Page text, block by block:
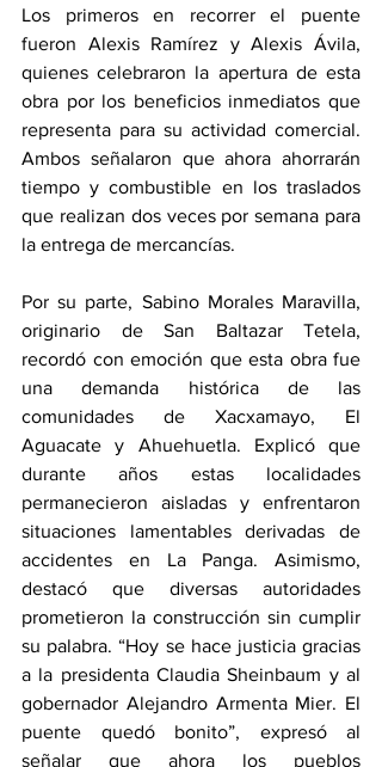
Los primeros en recorrer el puente
fueron Alexis Ramírez y Alexis Ávila,
quienes celebraron la apertura de esta
obra por los beneficios inmediatos que
representa para su actividad comercial.
Ambos señalaron que ahora ahorrarán
tiempo y combustible en los traslados
que realizan dos veces por semana para
la entrega de mercancías.
Por su parte, Sabino Morales Maravilla,
originario de San Baltazar Tetela,
recordó con emoción que esta obra fue
una demanda histórica de las
comunidades de Xacxamayo, El
Aguacate y Ahuehuetla. Explicó que
durante años estas localidades
permanecieron aisladas y enfrentaron
situaciones lamentables derivadas de
accidentes en La Panga. Asimismo,
destacó que diversas autoridades
prometieron la construcción sin cumplir
su palabra. “Hoy se hace justicia gracias
a la presidenta Claudia Sheinbaum y al
gobernador Alejandro Armenta Mier. El
puente quedó bonito”, expresó al
señalar que ahora los pueblos